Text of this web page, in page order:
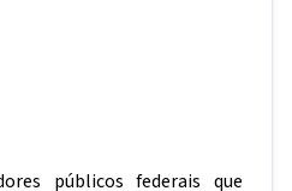
públicos federais que